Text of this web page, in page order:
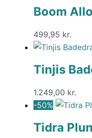
Boom
499,95 kr.
Tinjis
1.249,00 kr.
-50%
Tidra